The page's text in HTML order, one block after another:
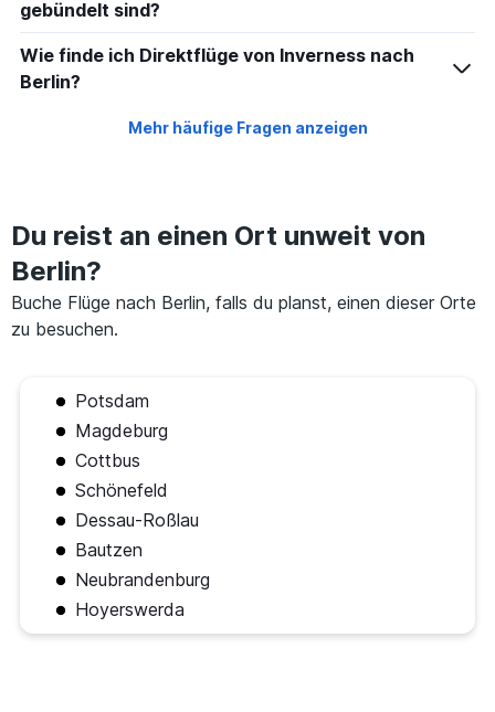
gebündelt sind?
Wie finde ich Direktflüge von Inverness nach
Berlin?
Mehr häufige Fragen anzeigen
Du reist an einen Ort unweit von
Berlin?
Buche Flüge nach Berlin, falls du planst, einen dieser Orte
zu besuchen.
Potsdam
Magdeburg
Cottbus
Schönefeld
Dessau-Roßlau
Bautzen
Neubrandenburg
Hoyerswerda